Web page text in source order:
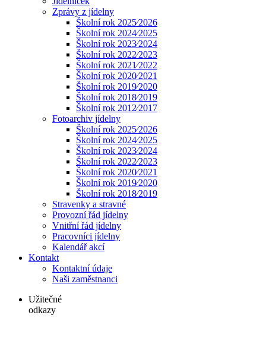
Zprávy z jídelny
Školní rok 2025⁄2026
Školní rok 2024⁄2025
Školní rok 2023⁄2024
Školní rok 2022⁄2023
Školní rok 2021⁄2022
Školní rok 2020⁄2021
Školní rok 2019⁄2020
Školní rok 2018⁄2019
Školní rok 2012⁄2017
Fotoarchiv jídelny
Školní rok 2025⁄2026
Školní rok 2024⁄2025
Školní rok 2023⁄2024
Školní rok 2022⁄2023
Školní rok 2020⁄2021
Školní rok 2019⁄2020
Školní rok 2018⁄2019
Stravenky a stravné
Provozní řád jídelny
Vnitřní řád jídelny
Pracovníci jídelny
Kalendář akcí
Kontakt
Kontaktní údaje
Naši zaměstnanci
Užitečné
odkazy